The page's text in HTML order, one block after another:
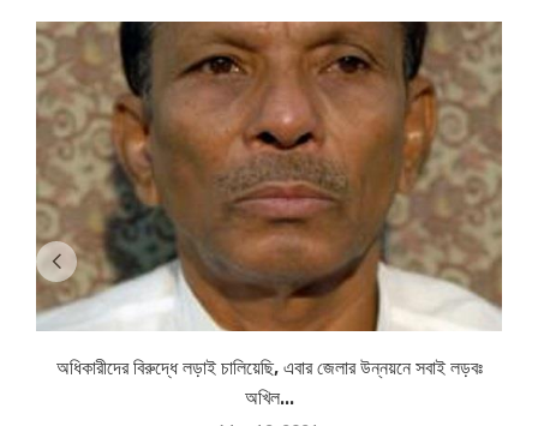
অধিকারীদের বিরুদ্ধে লড়াই চালিয়েছি, এবার জেলার উন্নয়নে সবাই লড়বঃ
অখিল...